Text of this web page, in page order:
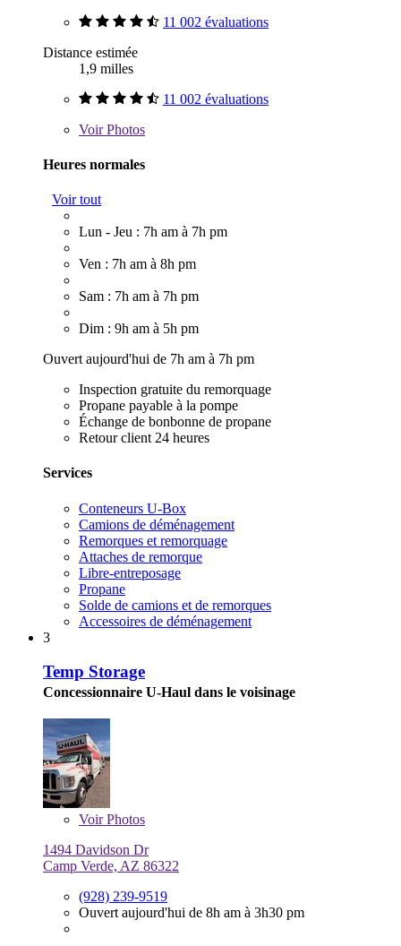
11 002 évaluations
Distance estimée
1,9 milles
11 002 évaluations
VoirPhotos
Heures normales
Voir tout
Lun - Jeu : 7h am à 7h pm
Ven : 7h am à 8h pm
Sam : 7h am à 7h pm
Dim : 9h am à 5h pm
Ouvert aujourd'hui de 7h am à 7h pm
Inspection gratuite du remorquage
Propane payable à la pompe
Échange de bonbonne de propane
Retour client 24 heures
Services
Conteneurs U-Box
Camions de déménagement
Remorques et remorquage
Attaches de remorque
Libre-entreposage
Propane
Solde de camions et de remorques
Accessoires de déménagement
3
Temp Storage
Concessionnaire U-Haul dans le voisinage
VoirPhotos
1494 Davidson Dr
Camp Verde, AZ 86322
(928) 239-9519
Ouvert aujourd'hui de 8h am à 3h30 pm